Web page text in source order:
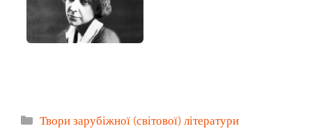
Категорії
Твори зарубіжної (світової) літератури